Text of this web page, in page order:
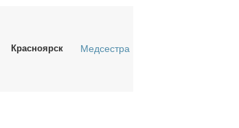
Красноярск Медсестра